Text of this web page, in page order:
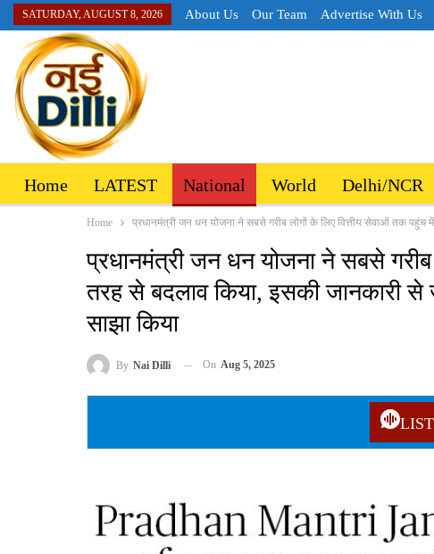
SATURDAY, AUGUST 8, 2026 About Us Our Team Advertise With Us
Home LATEST National World Delhi/NCR
Home प्रधानमंत्री जन धन योजना ने सबसे गरीब लोगों के लिए वित्तीय सेवाओं तक
प्रधानमंत्री जन धन योजना ने सबसे
तरह से बदलाव किया, इसकी जानकारी
साझा किया
By Nai Dilli On Aug 5, 2025